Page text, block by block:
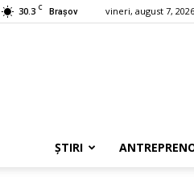
30.3 C Braşov vineri, august 7, 2026
ȘTIRI